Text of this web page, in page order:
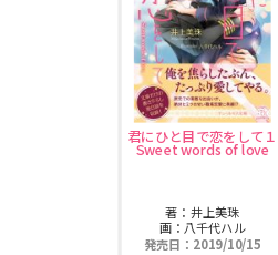
君にひと目で恋をして１
Sweet words of love
著：井上美珠
画：八千代ハル
発売日：2019/10/15